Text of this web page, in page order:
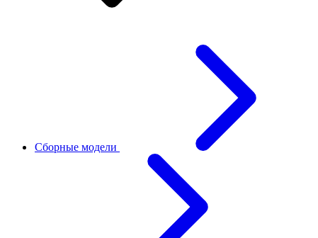
Сборные модели